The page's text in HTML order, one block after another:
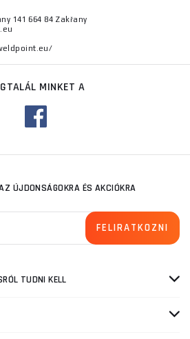
141 664 84 Zakřany
MINKET A
ÚJDONSÁGOKRA ÉS AKCIÓKRA
TUDNI KELL